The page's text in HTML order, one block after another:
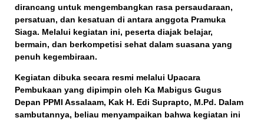
dirancang untuk mengembangkan rasa persaudaraan,
persatuan, dan kesatuan di antara anggota Pramuka
Siaga. Melalui kegiatan ini, peserta diajak belajar,
bermain, dan berkompetisi sehat dalam suasana yang
penuh kegembiraan.
Kegiatan dibuka secara resmi melalui Upacara
Pembukaan yang dipimpin oleh Ka Mabigus Gugus
Depan PPMI Assalaam, Kak H. Edi Suprapto, M.Pd. Dalam
sambutannya, beliau menyampaikan bahwa kegiatan ini